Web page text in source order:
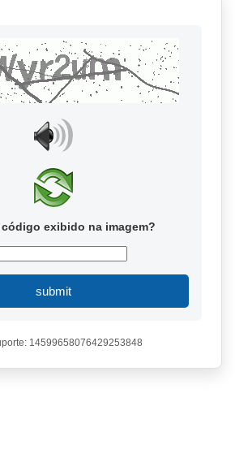
exibido na imagem?
submit
14599658076429253848